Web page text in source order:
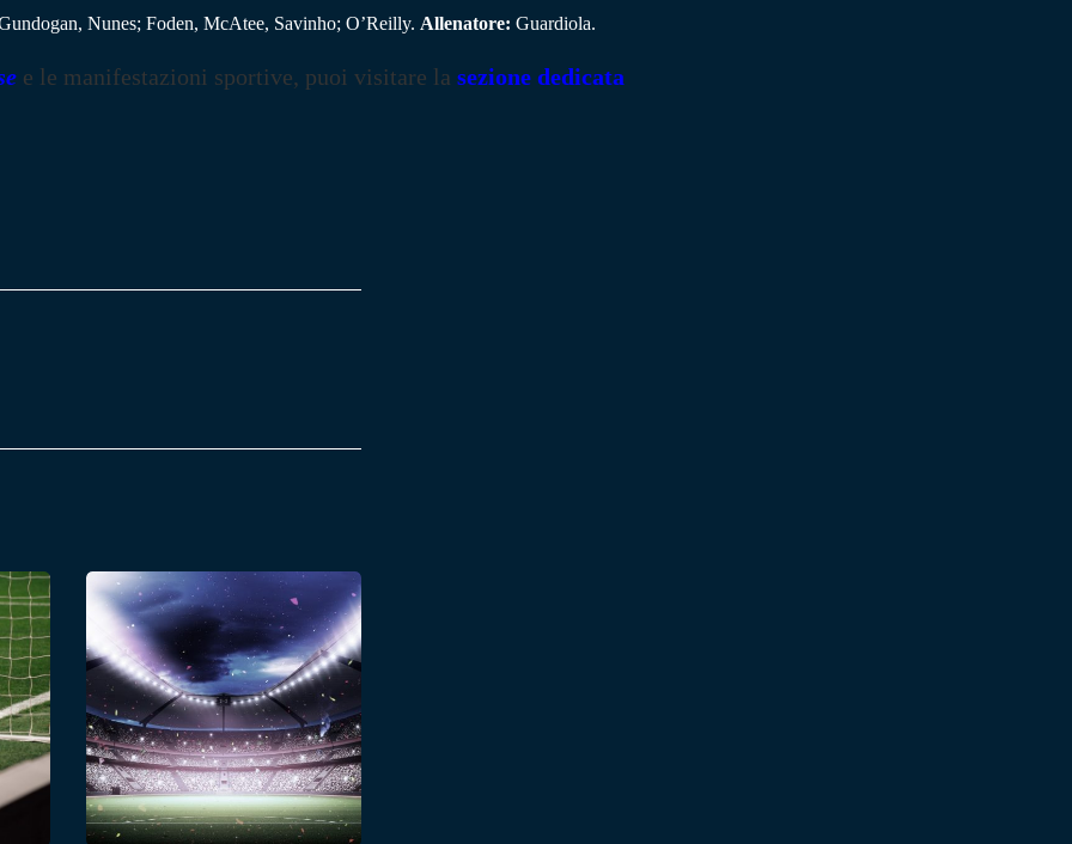
Nunes; Foden, McAtee, Savinho; O’Reilly. Allenatore: Guardiola.
e le manifestazioni sportive, puoi visitare la sezione dedicata